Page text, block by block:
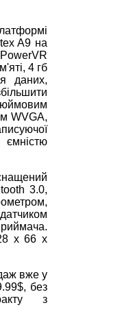
A9 на
4 гб
даних,
WVGA,
3.0,
x 66 x
вже у
без
з